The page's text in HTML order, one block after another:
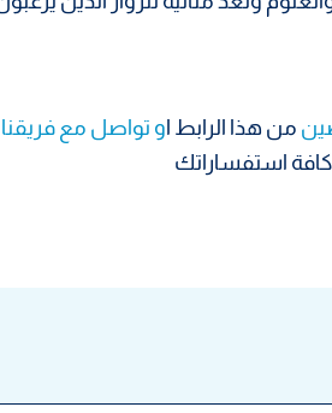
من هذا الرابط او تواصل مع فريقنا
استفساراتك